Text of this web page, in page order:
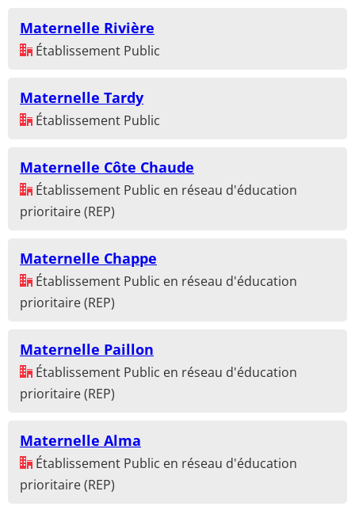
Maternelle Rivière
Établissement Public
Maternelle Tardy
Établissement Public
Maternelle Côte Chaude
Établissement Public en réseau d'éducation
prioritaire (REP)
Maternelle Chappe
Établissement Public en réseau d'éducation
prioritaire (REP)
Maternelle Paillon
Établissement Public en réseau d'éducation
prioritaire (REP)
Maternelle Alma
Établissement Public en réseau d'éducation
prioritaire (REP)